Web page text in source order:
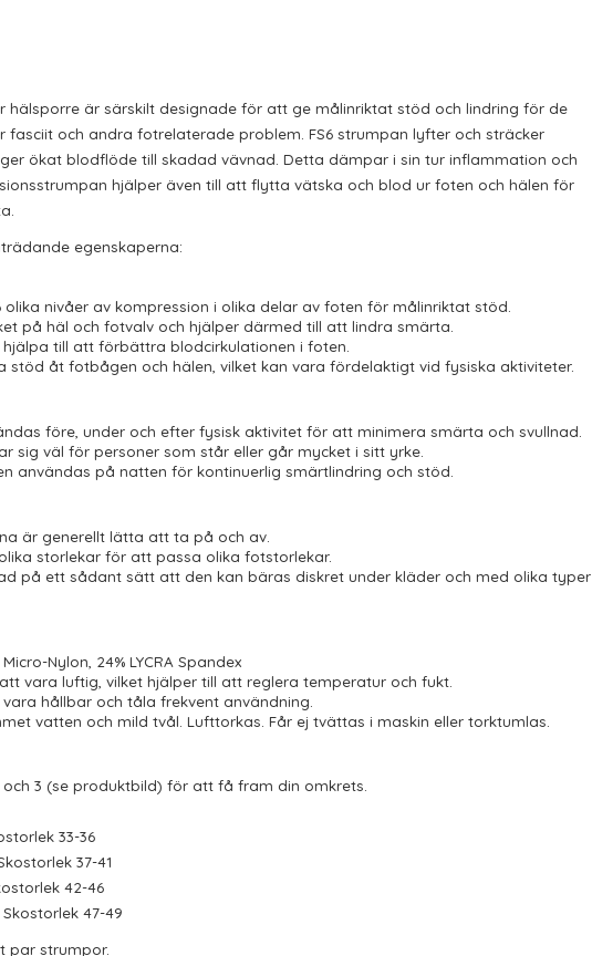
hälsporre är särskilt designade för att ge målinriktat stöd och lindring för de
fasciit och andra fotrelaterade problem. FS6 strumpan lyfter och sträcker
ökat blodflöde till skadad vävnad. Detta dämpar i sin tur inflammation och
hjälper även till att flytta vätska och blod ur foten och hälen för
egenskaperna:
olika nivåer av kompression i olika delar av foten för målinriktat stöd.
på häl och fotvalv och hjälper därmed till att lindra smärta.
till att förbättra blodcirkulationen i foten.
stöd åt fotbågen och hälen, vilket kan vara fördelaktigt vid fysiska aktiviteter.
före, under och efter fysisk aktivitet för att minimera smärta och svullnad.
sig väl för personer som står eller går mycket i sitt yrke.
användas på natten för kontinuerlig smärtlindring och stöd.
är generellt lätta att ta på och av.
storlekar för att passa olika fotstorlekar.
på ett sådant sätt att den kan bäras diskret under kläder och med olika typer
Nylon, 24% LYCRA Spandex
vara luftig, vilket hjälper till att reglera temperatur och fukt.
hållbar och tåla frekvent användning.
vatten och mild tvål. Lufttorkas. Får ej tvättas i maskin eller torktumlas.
3 (se produktbild) för att få fram din omkrets.
33-36
37-41
42-46
47-49
par strumpor.